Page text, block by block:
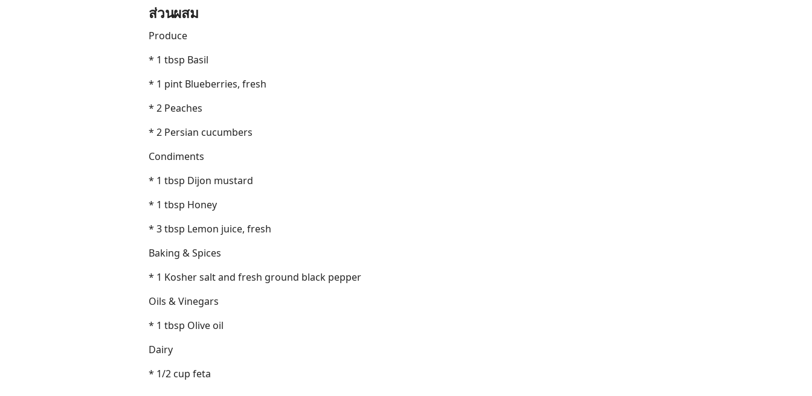
ส่วนผสม
Produce
* 1 tbsp Basil
* 1 pint Blueberries, fresh
* 2 Peaches
* 2 Persian cucumbers
Condiments
* 1 tbsp Dijon mustard
* 1 tbsp Honey
* 3 tbsp Lemon juice, fresh
Baking & Spices
* 1 Kosher salt and fresh ground black pepper
Oils & Vinegars
* 1 tbsp Olive oil
Dairy
* 1/2 cup feta